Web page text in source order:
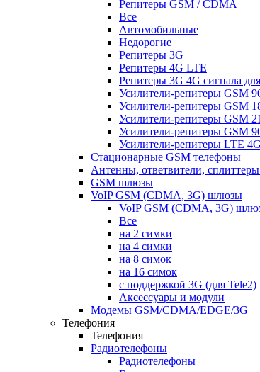
Репитеры GSM / CDMA
Все
Автомобильные
Недорогие
Репитеры 3G
Репитеры 4G LTE
Репитеры 3G 4G сигнала
Усилители-репитеры GSM
Усилители-репитеры GSM
Усилители-репитеры GSM
Усилители-репитеры GSM
Усилители-репитеры LTE
Стационарные GSM телефоны
Антенны, ответвители,
GSM шлюзы
VoIP GSM (CDMA, 3G) шлюзы
VoIP GSM (CDMA, 3G)
Все
на 2 симки
на 4 симки
на 8 симок
на 16 симок
с поддержкой 3G (для Tele2)
Аксессуары и модули
Модемы GSM/CDMA/EDGE/3G
Телефония
Телефония
Радиотелефоны
Радиотелефоны